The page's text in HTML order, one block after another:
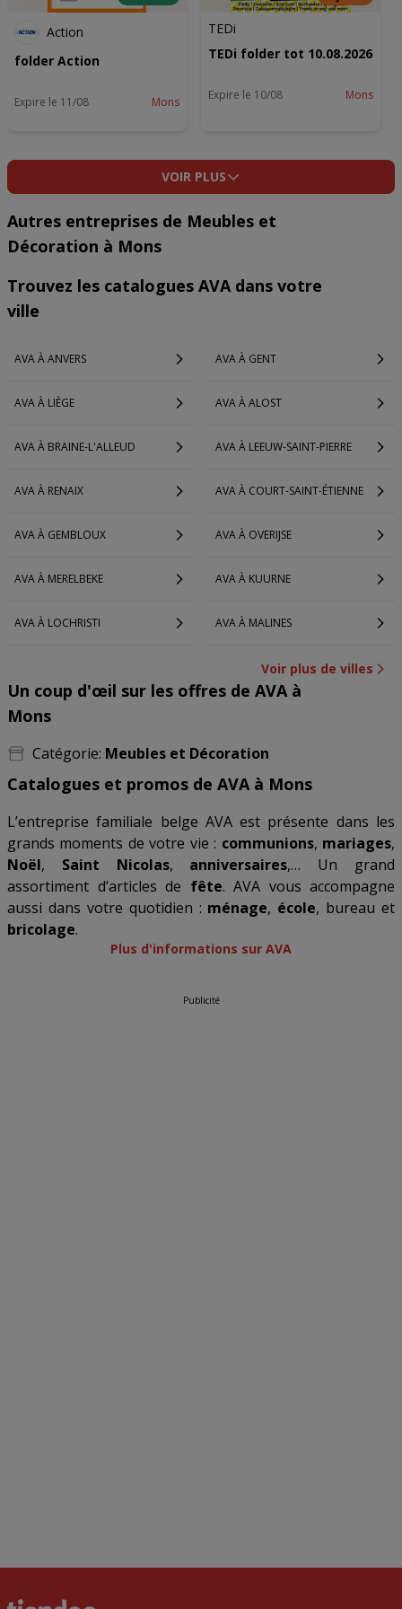
Action
folder Action
Expire le 11/08 Mons
TEDi
TEDi folder tot 10.08.2026
Expire le 10/08 Mons
VOIR PLUS
Autres entreprises de Meubles et
Décoration à Mons
Trouvez les catalogues AVA dans votre
ville
AVA À ANVERS AVA À GENT
AVA À LIÈGE AVA À ALOST
AVA À BRAINE-L'ALLEUD AVA À LEEUW-SAINT-PIERRE
AVA À RENAIX AVA À COURT-SAINT-ÉTIENNE
AVA À GEMBLOUX AVA À OVERIJSE
AVA À MERELBEKE AVA À KUURNE
AVA À LOCHRISTI AVA À MALINES
Voir plus de villes
Un coup d'œil sur les offres de AVA à
Mons
Catégorie: Meubles et Décoration
Catalogues et promos de AVA à Mons
L’entreprise familiale belge AVA est présente dans les
grands moments de votre vie : communions, mariages,
Noël, Saint Nicolas, anniversaires,… Un grand
assortiment d’articles de fête. AVA vous accompagne
aussi dans votre quotidien : ménage, école, bureau et
bricolage.
Plus d'informations sur AVA
Publicité